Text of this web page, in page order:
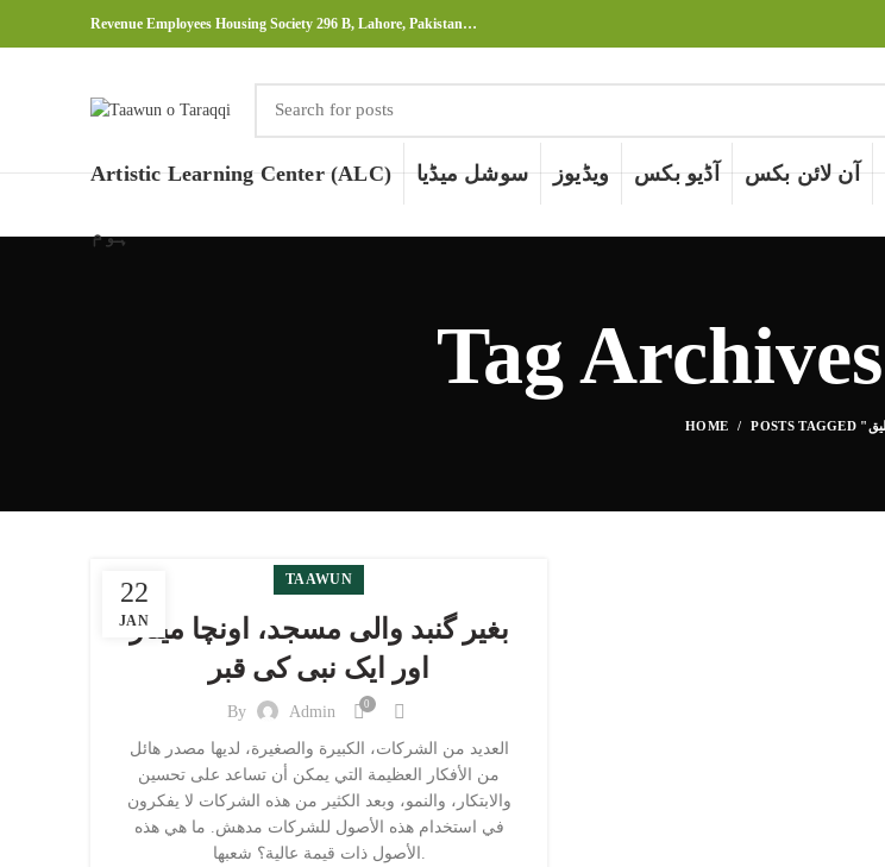
Revenue Employees Housing Society 296 B, Lahore, Pakistan…
Artistic Learning Center (ALC) سوشل میڈیا ویڈیوز آڈیو بکس آن لائن بکس
ہوم
HOME
22
JAN
TAAWUN
بغیر گنبد والی مسجد، اونچا مینار
اور ایک نبی کی قبر
By Admin 0
العديد من الشركات، الكبيرة والصغيرة، لديها مصدر هائل
من الأفكار العظيمة التي يمكن أن تساعد على تحسين
والابتكار، والنمو، وبعد الكثير من هذه الشركات لا يفكرون
في استخدام هذه الأصول للشركات مدهش. ما هي هذه
الأصول ذات قيمة عالية؟ شعبها.